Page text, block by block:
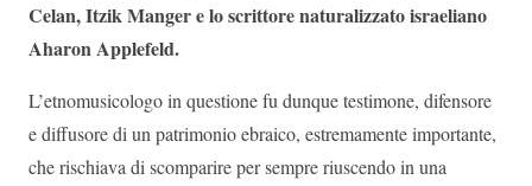
Celan, Itzik Manger e lo scrittore naturalizzato israeliano
Aharon Applefeld.
L’etnomusicologo in questione fu dunque testimone, difensore
e diffusore di un patrimonio ebraico, estremamente importante,
che rischiava di scomparire per sempre riuscendo in una